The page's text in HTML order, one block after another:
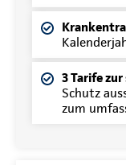
3 Tarife
Schutz
zum